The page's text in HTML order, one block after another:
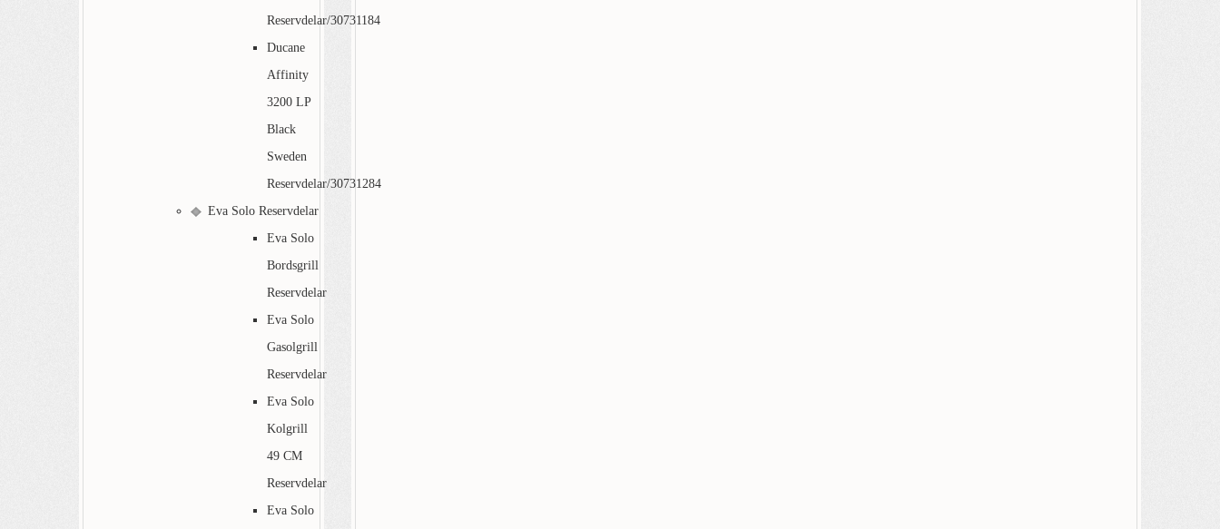
Reservdelar/30731184
Ducane
Affinity
3200 LP
Black
Sweden
Reservdelar/30731284
Eva Solo Reservdelar
Eva Solo
Bordsgrill
Reservdelar
Eva Solo
Gasolgrill
Reservdelar
Eva Solo
Kolgrill
49 CM
Reservdelar
Eva Solo